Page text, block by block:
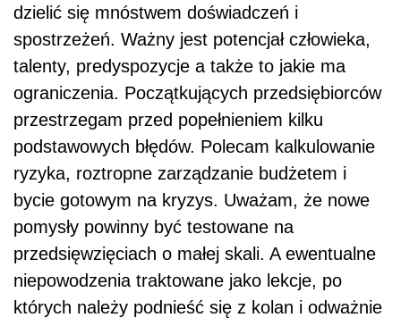
dzielić się mnóstwem doświadczeń i
spostrzeżeń. Ważny jest potencjał człowieka,
talenty, predyspozycje a także to jakie ma
ograniczenia. Początkujących przedsiębiorców
przestrzegam przed popełnieniem kilku
podstawowych błędów. Polecam kalkulowanie
ryzyka, roztropne zarządzanie budżetem i
bycie gotowym na kryzys. Uważam, że nowe
pomysły powinny być testowane na
przedsięwzięciach o małej skali. A ewentualne
niepowodzenia traktowane jako lekcje, po
których należy podnieść się z kolan i odważnie